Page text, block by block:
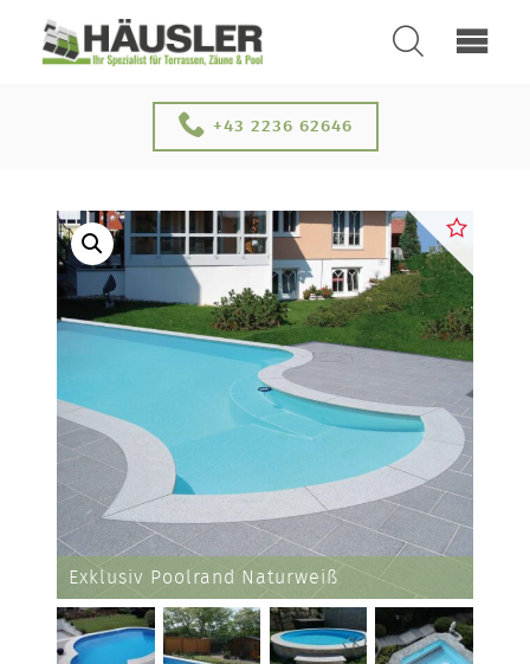
SUCHEN
ÜBER UNS
KONTAKT
+43 2236 62646
Exklusiv Poolrand Naturweiß